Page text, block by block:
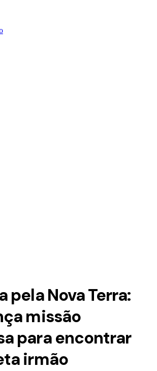
pela Nova Terra:
missão
para encontrar
irmão